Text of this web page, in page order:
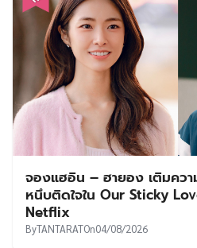
จองแฮอิน – ฮายอง เติมควา
หนึบติดใจใน Our Sticky
Netflix
ByTANTARATOn04/08/2026